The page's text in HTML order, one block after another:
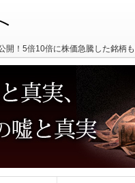
！5倍10倍に株価急騰した銘柄も